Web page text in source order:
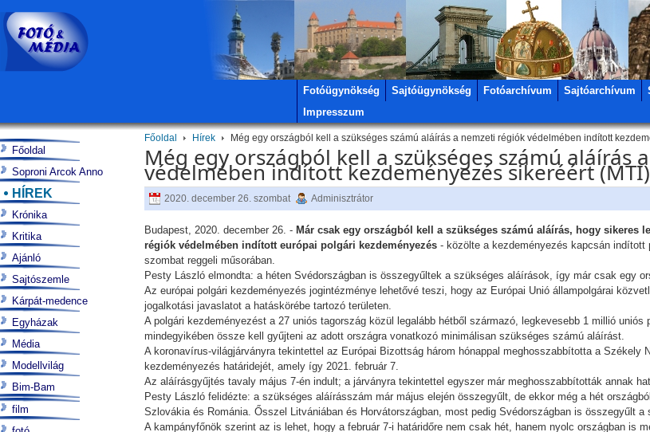
Fotóügynökség Sajtóügynökség Fotóarchívum Sajtóarchívum
Impresszum
Főoldal Hírek Még egy országból kell a szükséges számú aláírás a nemzeti régiók védelmében indított
Még egy országból kell a szükséges számú aláírás
védelmében indított kezdeményezés sikeréért (MTI)
2020. december 26. szombat Adminisztrátor
Budapest, 2020. december 26. - Már csak egy országból kell a szükséges számú aláírás, hogy sikeres
régiók védelmében indított európai polgári kezdeményezés - közölte a kezdeményezés kapcsán
szombat reggeli műsorában.
Pesty László elmondta: a héten Svédországban is összegyűltek a szükséges aláírások, így már csak egy
Az európai polgári kezdeményezés jogintézménye lehetővé teszi, hogy az Európai Unió állampolgárai
jogalkotási javaslatot a hatáskörébe tartozó területen.
A polgári kezdeményezést a 27 uniós tagország közül legalább hétből származó, legkevesebb 1 millió
mindegyikében össze kell gyűjteni az adott országra vonatkozó minimálisan szükséges számú aláírást.
A koronavírus-világjárványra tekintettel az Európai Bizottság három hónappal meghosszabbította a Székely
kezdeményezés határidejét, amely így 2021. február 7.
Az aláírásgyűjtés tavaly május 7-én indult; a járványra tekintettel egyszer már meghosszabbították annak
Pesty László felidézte: a szükséges aláírásszám már május elején összegyűlt, de ekkor még a hét
Szlovákia és Románia. Ősszel Litvániában és Horvátországban, most pedig Svédországban is összegyűlt a
A kampányfőnök szerint az is lehet, hogy a február 7-i határidőre nem csak hét, hanem nyolc országban is
Főoldal
Soproni Arcok Anno
HÍREK
Krónika
Kritika
Ajánló
Sajtószemle
Kárpát-medence
Egyházak
Média
Modellvilág
Bim-Bam
film